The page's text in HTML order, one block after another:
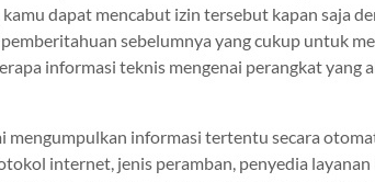
dapat mencabut izin tersebut kapan saja
sebelumnya yang cukup untuk
informasi teknis mengenai perangkat yang
mengumpulkan informasi tertentu secara
internet, jenis peramban, penyedia